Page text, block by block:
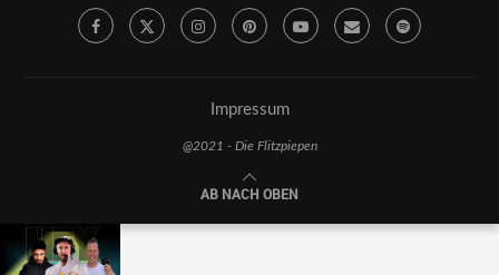
Impressum
@2021 - Die Flitzpiepen
AB NACH OBEN